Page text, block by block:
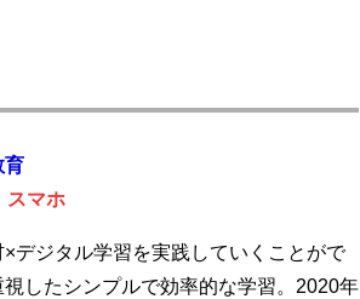
育
スマホ
デジタル学習を実践していくことがで
したシンプルで効率的な学習。2020年